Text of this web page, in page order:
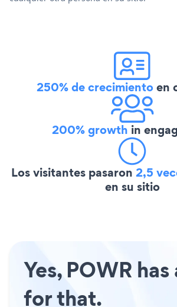
250% de crecimientoen
200% growth in
Los visitantes pasaron 2,5
en su sitio
Yes, POWR
for that.